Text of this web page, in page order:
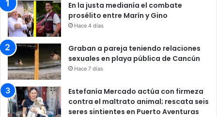
En la justa medianía el combate
prosélito entre Marín y Gino
Hace 4 días
Graban a pareja teniendo relaciones
sexuales en playa pública de Cancún
Hace 7 días
Estefanía Mercado actúa con firmeza
contra el maltrato animal; rescata seis
seres sintientes en Puerto Aventuras